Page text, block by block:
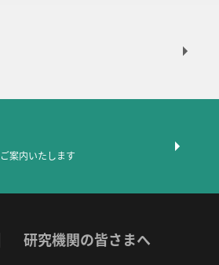
ご案内いたします
研究機関の皆さまへ